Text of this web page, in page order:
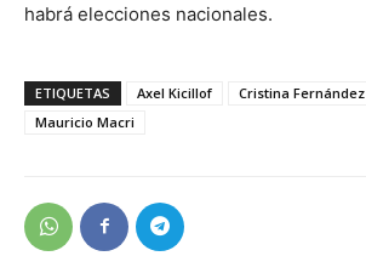
habrá elecciones nacionales.
ETIQUETAS Axel Kicillof Cristina Fernández
Mauricio Macri